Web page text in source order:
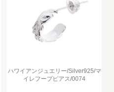
ハワイアンジュエリー/Silver925/マ
イレフープピアス/0074